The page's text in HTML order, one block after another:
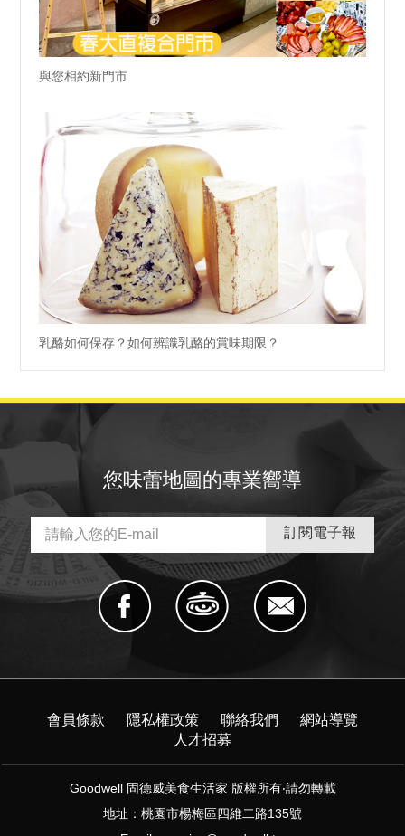
與您相約新門市
乳酪如何保存？如何辨識乳酪的賞味期限？
您味蕾地圖的專業嚮導
會員條款 隱私權政策 聯絡我們
網站導覽
人才招募
Goodwell 固德威美食生活家 版權所有‧請勿轉載
地址：桃園市楊梅區四維二路135號